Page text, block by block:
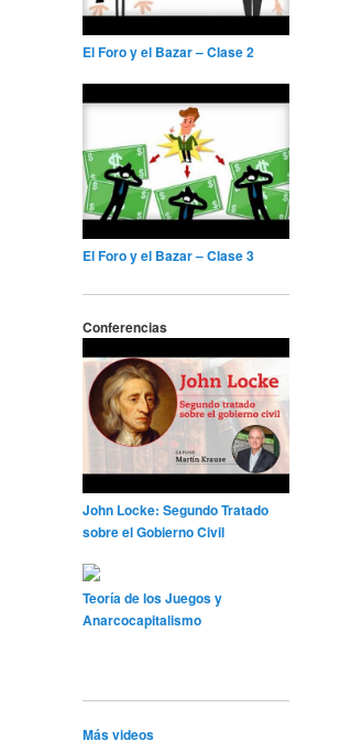
El Foro y el Bazar – Clase 2
El Foro y el Bazar – Clase 3
Conferencias
John Locke: Segundo Tratado
sobre el Gobierno Civil
Teoría de los Juegos y
Anarcocapitalismo
Más videos